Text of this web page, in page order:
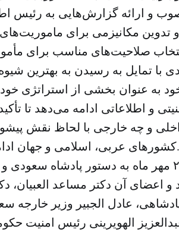
تدوین مکانیزمی برای
با تمایل به رسیدن به بهترین
به عنوان بخشی از استراتژی
و اطلاعاتی ادامه می‌دهد تا
و چه خارجی با لحاظ نقش
کشورهای عربی، اسلامی و جهان ادامه می‌دهد.
گفتنی است کمیته وزارتی سعودی ۲۷ مهر ماه به دستور
آن دکتر مساعد العبیان،
عادل الجبیر وزیر خارجه